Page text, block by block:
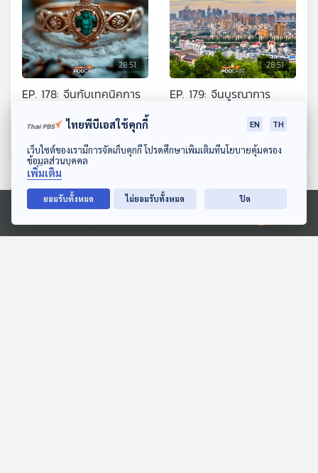
ดาวน์โหลด Thai PBS Podcast Application
Ⓒ 2020 องค์การกระจายเสียงและแพร่ภาพสาธารณะแห่งประเทศไทย
28:51
EP. 178: จีนกับเทคนิคการ
เครื่องประดับโดยใช้ความ
เชื่อและศรัทธาทางศาสนา
มองจีนมุมใหม่
28:51
EP. 179: จีนบูรณาการ
การเติบโตครั้งใหม่
ตอนที่เกี่ยวข้อง
ไทยพีบีเอสใช้คุกกี้ EN TH
เว็บไซต์ของเรามีการจัดเก็บคุกกี้ โปรดศึกษาเพิ่มเติมที่นโยบายคุ้มครอง
ข้อมูลส่วนบุคคล
เพิ่มเติม
ยอมรับทั้งหมด ไม่ยอมรับทั้งหมด ปิด